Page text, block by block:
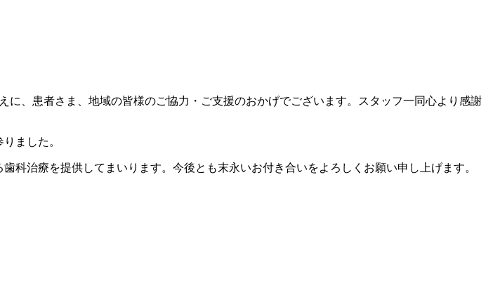
、患者さま、地域の皆様のご協力・ご支援のおかげでございます。スタッフ一同心より感謝
ました。
科治療を提供してまいります。今後とも末永いお付き合いをよろしくお願い申し上げます。